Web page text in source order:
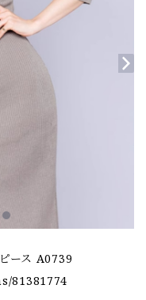
ース A0739
81381774